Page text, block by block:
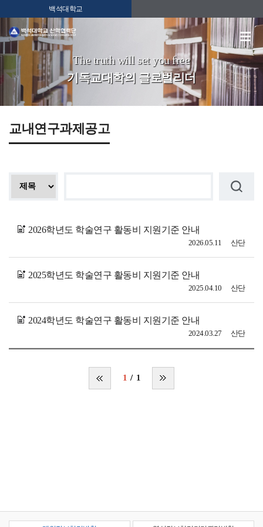
백석대학교
The truth will set you free
기독교대학의 글로벌리더
교내연구과제공고
2026학년도 학술연구 활동비 지원기준 안내
산단
2026.05.11
2025학년도 학술연구 활동비 지원기준 안내
산단
2025.04.10
2024학년도 학술연구 활동비 지원기준 안내
산단
2024.03.27
1 1